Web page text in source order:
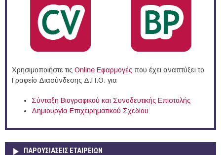
Χρησιμοποιήστε τις Online Eφαρμογές που έχει αναπτύξει το
Γραφείο Διασύνδεσης Δ.Π.Θ. για
Σύνταξη Βιογραφικού και Συνοδευτικής Επιστολής
Δημιουργία Επιχειρηματικού Σχεδίου
ΠΑΡΟΥΣΙΆΣΕΙΣ ΕΤΑΙΡΕΙΏΝ